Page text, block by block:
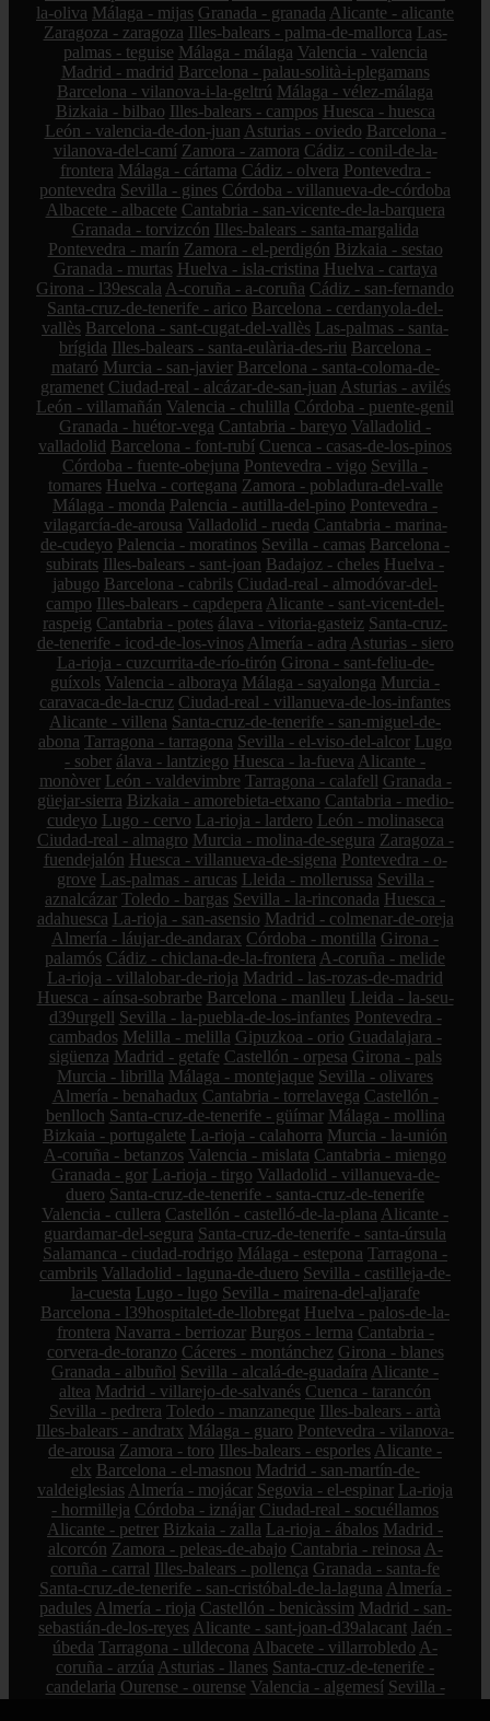
la-oliva Málaga - mijas Granada - granada Alicante - alicante
Zaragoza - zaragoza Illes-balears - palma-de-mallorca Las-
palmas - teguise Málaga - málaga Valencia - valencia
Madrid - madrid Barcelona - palau-solità-i-plegamans
Barcelona - vilanova-i-la-geltrú Málaga - vélez-málaga
Bizkaia - bilbao Illes-balears - campos Huesca - huesca
León - valencia-de-don-juan Asturias - oviedo Barcelona -
vilanova-del-camí Zamora - zamora Cádiz - conil-de-la-
frontera Málaga - cártama Cádiz - olvera Pontevedra -
pontevedra Sevilla - gines Córdoba - villanueva-de-córdoba
Albacete - albacete Cantabria - san-vicente-de-la-barquera
Granada - torvizcón Illes-balears - santa-margalida
Pontevedra - marín Zamora - el-perdigón Bizkaia - sestao
Granada - murtas Huelva - isla-cristina Huelva - cartaya
Girona - l39escala A-coruña - a-coruña Cádiz - san-fernando
Santa-cruz-de-tenerife - arico Barcelona - cerdanyola-del-
vallès Barcelona - sant-cugat-del-vallès Las-palmas - santa-
brígida Illes-balears - santa-eulària-des-riu Barcelona -
mataró Murcia - san-javier Barcelona - santa-coloma-de-
gramenet Ciudad-real - alcázar-de-san-juan Asturias - avilés
León - villamañán Valencia - chulilla Córdoba - puente-genil
Granada - huétor-vega Cantabria - bareyo Valladolid -
valladolid Barcelona - font-rubí Cuenca - casas-de-los-pinos
Córdoba - fuente-obejuna Pontevedra - vigo Sevilla -
tomares Huelva - cortegana Zamora - pobladura-del-valle
Málaga - monda Palencia - autilla-del-pino Pontevedra -
vilagarcía-de-arousa Valladolid - rueda Cantabria - marina-
de-cudeyo Palencia - moratinos Sevilla - camas Barcelona -
subirats Illes-balears - sant-joan Badajoz - cheles Huelva -
jabugo Barcelona - cabrils Ciudad-real - almodóvar-del-
campo Illes-balears - capdepera Alicante - sant-vicent-del-
raspeig Cantabria - potes álava - vitoria-gasteiz Santa-cruz-
de-tenerife - icod-de-los-vinos Almería - adra Asturias - siero
La-rioja - cuzcurrita-de-río-tirón Girona - sant-feliu-de-
guíxols Valencia - alboraya Málaga - sayalonga Murcia -
caravaca-de-la-cruz Ciudad-real - villanueva-de-los-infantes
Alicante - villena Santa-cruz-de-tenerife - san-miguel-de-
abona Tarragona - tarragona Sevilla - el-viso-del-alcor Lugo
- sober álava - lantziego Huesca - la-fueva Alicante -
monòver León - valdevimbre Tarragona - calafell Granada -
güejar-sierra Bizkaia - amorebieta-etxano Cantabria - medio-
cudeyo Lugo - cervo La-rioja - lardero León - molinaseca
Ciudad-real - almagro Murcia - molina-de-segura Zaragoza -
fuendejalón Huesca - villanueva-de-sigena Pontevedra - o-
grove Las-palmas - arucas Lleida - mollerussa Sevilla -
aznalcázar Toledo - bargas Sevilla - la-rinconada Huesca -
adahuesca La-rioja - san-asensio Madrid - colmenar-de-oreja
Almería - láujar-de-andarax Córdoba - montilla Girona -
palamós Cádiz - chiclana-de-la-frontera A-coruña - melide
La-rioja - villalobar-de-rioja Madrid - las-rozas-de-madrid
Huesca - aínsa-sobrarbe Barcelona - manlleu Lleida - la-seu-
d39urgell Sevilla - la-puebla-de-los-infantes Pontevedra -
cambados Melilla - melilla Gipuzkoa - orio Guadalajara -
sigüenza Madrid - getafe Castellón - orpesa Girona - pals
Murcia - librilla Málaga - montejaque Sevilla - olivares
Almería - benahadux Cantabria - torrelavega Castellón -
benlloch Santa-cruz-de-tenerife - güímar Málaga - mollina
Bizkaia - portugalete La-rioja - calahorra Murcia - la-unión
A-coruña - betanzos Valencia - mislata Cantabria - miengo
Granada - gor La-rioja - tirgo Valladolid - villanueva-de-
duero Santa-cruz-de-tenerife - santa-cruz-de-tenerife
Valencia - cullera Castellón - castelló-de-la-plana Alicante -
guardamar-del-segura Santa-cruz-de-tenerife - santa-úrsula
Salamanca - ciudad-rodrigo Málaga - estepona Tarragona -
cambrils Valladolid - laguna-de-duero Sevilla - castilleja-de-
la-cuesta Lugo - lugo Sevilla - mairena-del-aljarafe
Barcelona - l39hospitalet-de-llobregat Huelva - palos-de-la-
frontera Navarra - berriozar Burgos - lerma Cantabria -
corvera-de-toranzo Cáceres - montánchez Girona - blanes
Granada - albuñol Sevilla - alcalá-de-guadaíra Alicante -
altea Madrid - villarejo-de-salvanés Cuenca - tarancón
Sevilla - pedrera Toledo - manzaneque Illes-balears - artà
Illes-balears - andratx Málaga - guaro Pontevedra - vilanova-
de-arousa Zamora - toro Illes-balears - esporles Alicante -
elx Barcelona - el-masnou Madrid - san-martín-de-
valdeiglesias Almería - mojácar Segovia - el-espinar La-rioja
- hormilleja Córdoba - iznájar Ciudad-real - socuéllamos
Alicante - petrer Bizkaia - zalla La-rioja - ábalos Madrid -
alcorcón Zamora - peleas-de-abajo Cantabria - reinosa A-
coruña - carral Illes-balears - pollença Granada - santa-fe
Santa-cruz-de-tenerife - san-cristóbal-de-la-laguna Almería -
padules Almería - rioja Castellón - benicàssim Madrid - san-
sebastián-de-los-reyes Alicante - sant-joan-d39alacant Jaén -
úbeda Tarragona - ulldecona Albacete - villarrobledo A-
coruña - arzúa Asturias - llanes Santa-cruz-de-tenerife -
candelaria Ourense - ourense Valencia - algemesí Sevilla -